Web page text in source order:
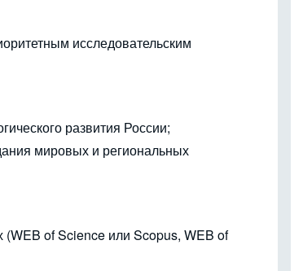
исследовательским
развития России;
мировых и региональных
of Science или Scopus, WEB of